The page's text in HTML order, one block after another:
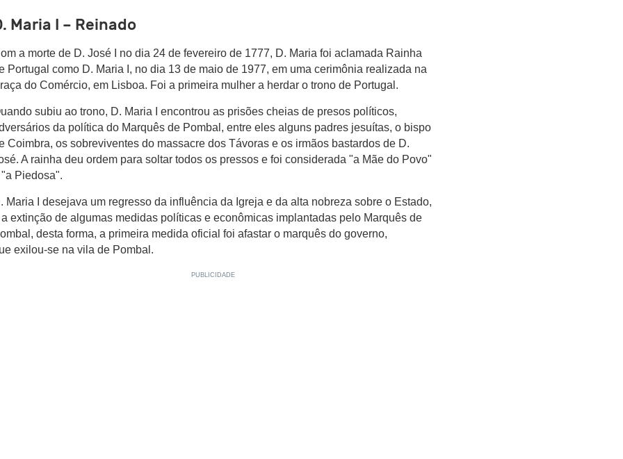
Maria I – Reinado
a morte de D. José I no dia 24 de fevereiro de 1777, D. Maria foi aclamada Rainha
Portugal como D. Maria I, no dia 13 de maio de 1977, em uma cerimônia realizada na
do Comércio, em Lisboa. Foi a primeira mulher a herdar o trono de Portugal.
subiu ao trono, D. Maria I encontrou as prisões cheias de presos políticos,
da política do Marquês de Pombal, entre eles alguns padres jesuítas, o bispo
Coimbra, os sobreviventes do massacre dos Távoras e os irmãos bastardos de D.
A rainha deu ordem para soltar todos os pressos e foi considerada "a Mãe do Povo"
Piedosa".
Maria I desejava um regresso da influência da Igreja e da alta nobreza sobre o Estado,
extinção de algumas medidas políticas e econômicas implantadas pelo Marquês de
desta forma, a primeira medida oficial foi afastar o marquês do governo,
exilou-se na vila de Pombal.